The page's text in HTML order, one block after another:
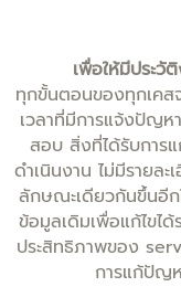
เพื่อให้มีประวั
ทุกขั้นตอนของทุกเคส
เวลาที่มีการแจ้งปัญ
สอบ สิ่งที่ได้รับการแ
ดำเนินงาน ไม่มีรายล
ลักษณะเดียวกันขึ้นอี
ข้อมูลเดิมเพื่อแก้ไขไ
ประสิทธิภาพของ
การแก้ปัญ